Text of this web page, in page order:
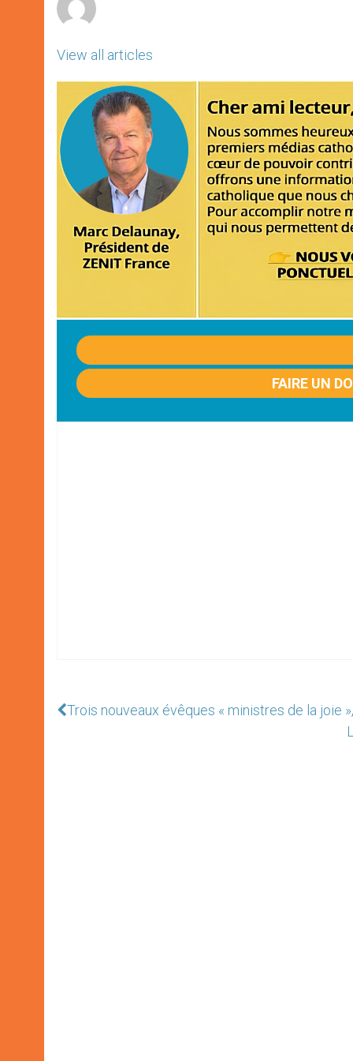
View all articles
FAIRE UN
Trois nouveaux évêques « ministres de la joie